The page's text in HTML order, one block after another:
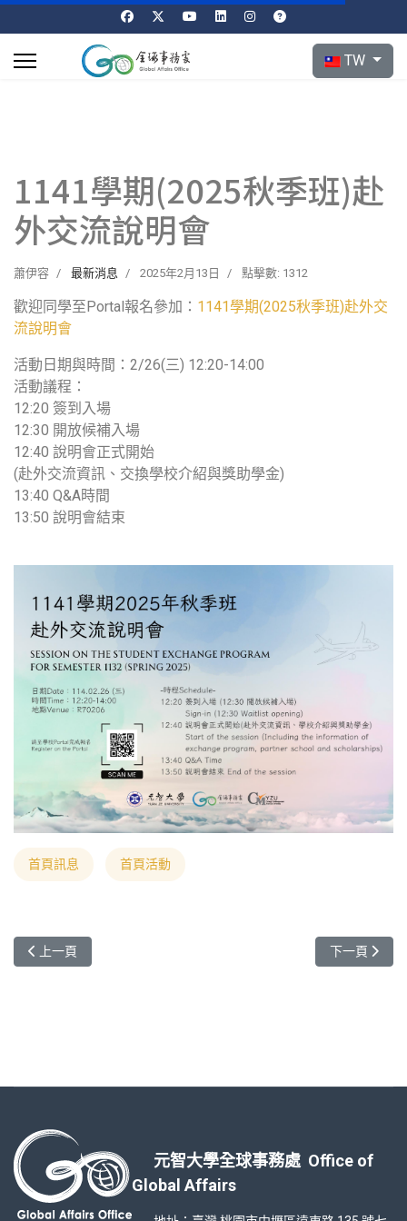
選擇你的語言
TW
1141學期(2025秋季班)赴
外交流說明會
蕭伊容 最新消息 2025年2月13日 點擊數: 1312
歡迎同學至Portal報名參加： 1141學期(2025秋季班)赴外交
流說明會
活動日期與時間：2/26(三) 12:20-14:00
活動議程：
12:20 簽到入場
12:30 開放候補入場
12:40 說明會正式開始
(赴外交流資訊、交換學校介紹與獎助學金)
13:40 Q&A時間
13:50 說明會結束
首頁訊息 首頁活動
上一篇文章: 113-2 境外生獎學金申請時程
上一頁 下一篇文章:
下一頁
元智大學全球事務處 Office of
Global Affairs